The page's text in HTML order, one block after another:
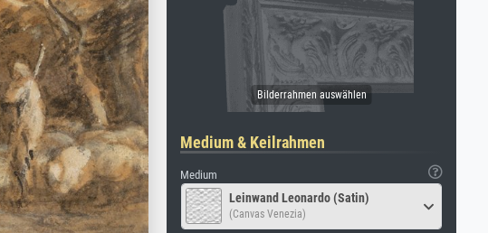
Medium & Keilrahmen
Medium
Leinwand Leonardo (Satin)
(Canvas Venezia)